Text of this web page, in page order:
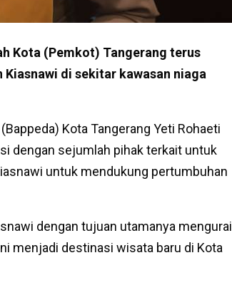
Kota (Pemkot) Tangerang terus
di sekitar kawasan niaga
Kota Tangerang Yeti Rohaeti
dengan sejumlah pihak terkait untuk
untuk mendukung pertumbuhan
dengan tujuan utamanya mengurai
menjadi destinasi wisata baru di Kota